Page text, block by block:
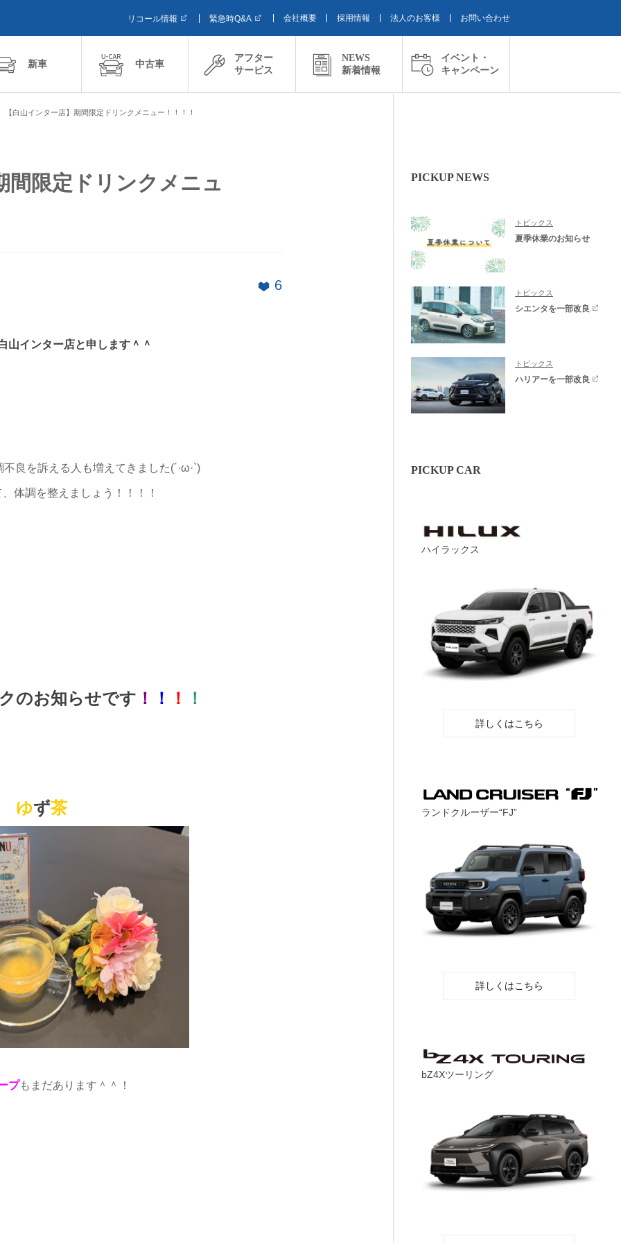
リコール情報 緊急時Q&A 会社概要 採用情報 法人のお客様 お問い合わせ
新車 中古車
アフター
サービス
NEWS
新着情報
イベント・
キャンペーン
【白山インター店】期間限定ドリンクメニュー！！！！
間限定ドリンクメニュ
6
山インター店と申します＾＾
良を訴える人も増えてきました(´·ω·`)
体調を整えましょう！！！！
のお知らせです ！ ！ ！ ！
ゆず茶
プもまだあります＾＾！
PICKUP NEWS
トピックス
夏季休業のお知らせ
トピックス
シエンタを一部改良
トピックス
ハリアーを一部改良
PICKUP CAR
ハイラックス
詳しくはこちら
ランドクルーザー“FJ”
詳しくはこちら
bZ4Xツーリング